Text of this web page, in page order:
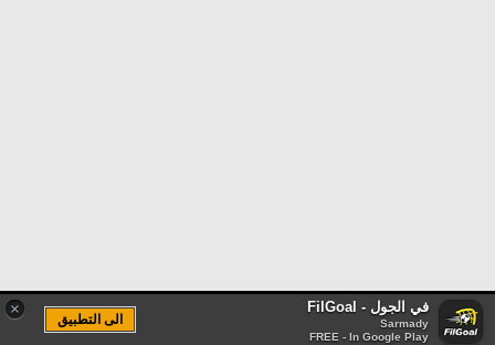
× في الجول - FilGoal
Sarmady
FREE - In Google Play
الى التطبيق